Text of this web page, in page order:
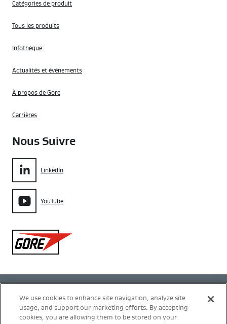
Catégories de produit
Tous les produits
Infothèque
Actualités et événements
À propos de Gore
Carrières
Nous Suivre
LinkedIn
YouTube
Gore
Politique de confidentialité
Gestion des cookies
We use cookies to enhance site navigation, analyze site
usage, and support our marketing efforts. By accepting
cookies, you are allowing them to be stored on your